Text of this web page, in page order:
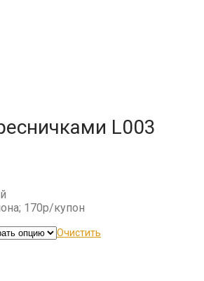
L003
170р/купон
Очистить